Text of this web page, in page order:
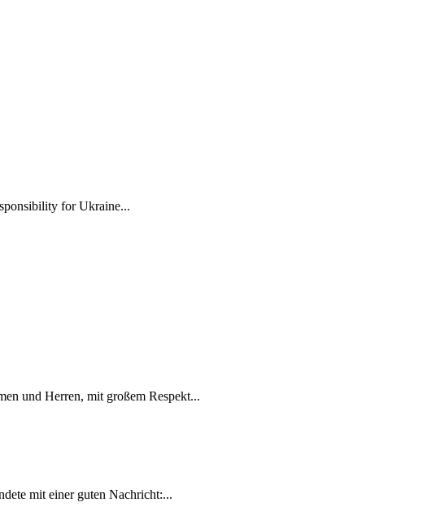
for Ukraine...
und Herren, mit großem Respekt...
mit einer guten Nachricht:...